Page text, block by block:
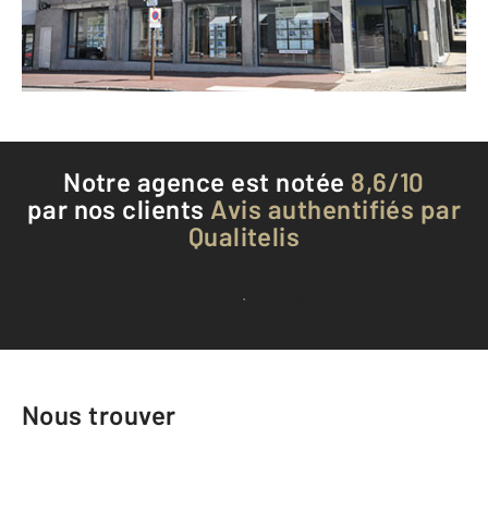
Envoyer un message
Téléphoner à l'agence
Notre agence est notée 8,6/10
par nos clients Avis authentifiés par
Qualitelis
Voir tous les avis clients
Nous trouver